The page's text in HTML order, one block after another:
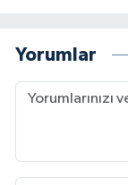
Yorumlar